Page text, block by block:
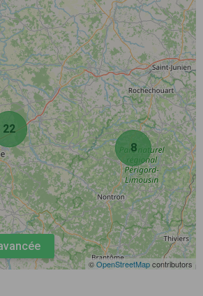
8
22
©OpenStreetMapcontributors